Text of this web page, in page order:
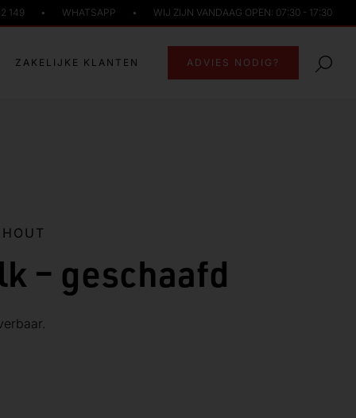
149 • WHATSAPP • WIJ ZIJN VANDAAG OPEN: 07:30 - 17:30
ZAKELIJKE KLANTEN ADVIES NODIG?
– geschaafd